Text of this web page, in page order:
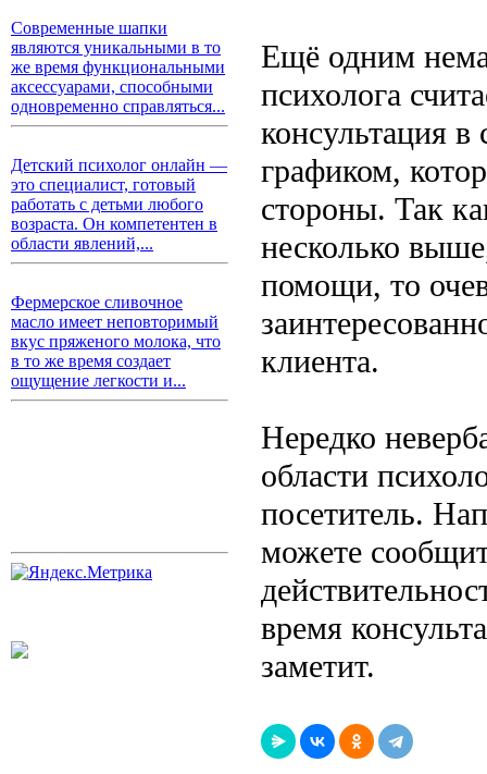
Современные шапки
являются уникальными в то
же время функциональными
аксессуарами, способными
одновременно справляться...
Детский психолог онлайн —
это специалист, готовый
работать с детьми любого
возраста. Он компетентен в
области явлений,...
Фермерское сливочное
масло имеет неповторимый
вкус пряженого молока, что
в то же время создает
ощущение легкости и...
Ещё одним
психолога
консультация в
графиком,
стороны. Так
несколько
помощи, то
клиента.
Нередко
области
посетитель.
можете
время
заметит.